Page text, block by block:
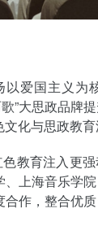
爱国主义为
”大思政品牌
化与思政教育
教育注入更
上海音乐学
作，整合优